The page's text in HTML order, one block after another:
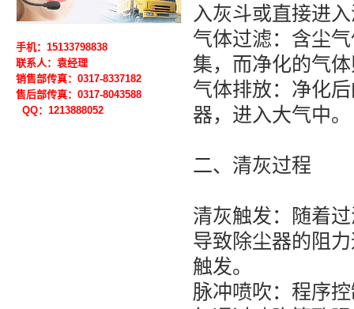
入灰斗或直接进
气体过滤：含尘
集，而净化的气
气体排放：净化
器，进入大气中。
二、清灰过程
清灰触发：随着
导致除尘器的阻
触发。
脉冲喷吹：程序
手机：15133798838
联系人：袁经理
销售部传真：0317-8337182
售后部传真：0317-8043588
QQ：1213888052